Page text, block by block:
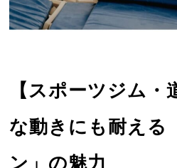
【スポーツジム・
な動きにも耐える
ン」の魅力